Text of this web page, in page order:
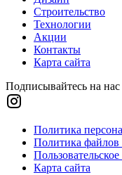
Строительство
Технологии
Акции
Контакты
Карта сайта
Подписывайтесь на нас
Политика
Политика файлов
Карта сайта